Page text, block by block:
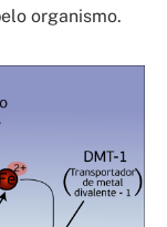
organismo.